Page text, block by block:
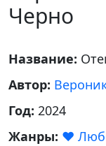
Черно
Название:
Автор:
Год: 2024
Жанры: ❤️